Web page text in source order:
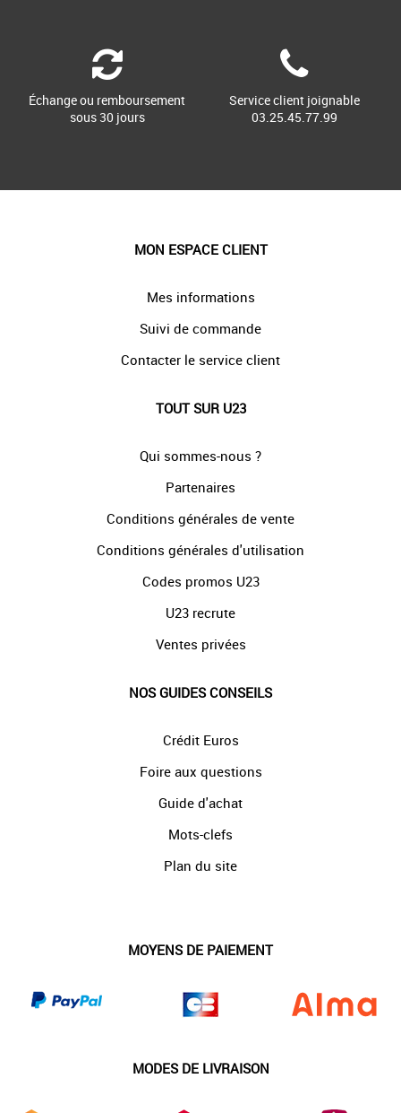
Échange ou remboursement
sous 30 jours
Service client joignable
03.25.45.77.99
MON ESPACE CLIENT
Mes informations
Suivi de commande
Contacter le service client
TOUT SUR U23
Qui sommes-nous ?
Partenaires
Conditions générales de vente
Conditions générales d'utilisation
Codes promos U23
U23 recrute
Ventes privées
NOS GUIDES CONSEILS
Crédit Euros
Foire aux questions
Guide d'achat
Mots-clefs
Plan du site
MOYENS DE PAIEMENT
MODES DE LIVRAISON